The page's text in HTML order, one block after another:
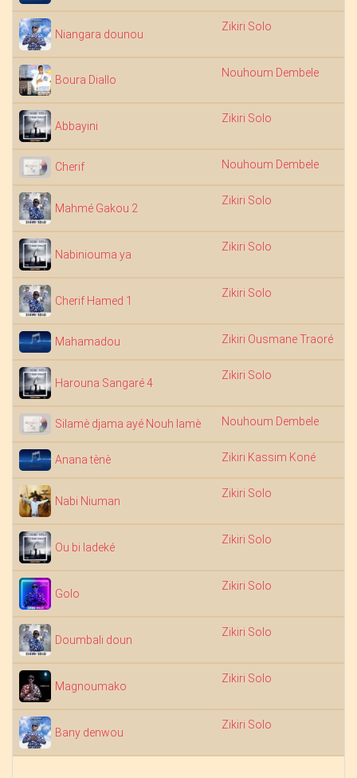
Niangara dounou
Zikiri Solo
Boura Diallo
Nouhoum Dembele
Abbayini
Zikiri Solo
Cherif Nouhoum Dembele
Mahmé Gakou 2
Zikiri Solo
Nabiniouma ya
Zikiri Solo
Cherif Hamed 1
Zikiri Solo
Mahamadou Zikiri Ousmane Traoré
Harouna Sangaré 4
Zikiri Solo
Silamè djama ayé Nouh lamè Nouhoum Dembele
Anana tènè Zikiri Kassim Koné
Nabi Niuman
Zikiri Solo
Ou bi ladeké
Zikiri Solo
Golo
Zikiri Solo
Doumbali doun
Zikiri Solo
Magnoumako
Zikiri Solo
Bany denwou
Zikiri Solo